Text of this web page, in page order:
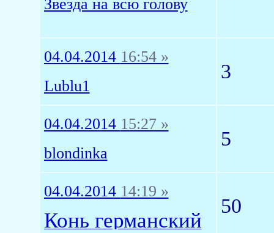
Звезда на всю голову
04.04.2014 16:54 »
Lublu1
3
04.04.2014 15:27 »
blondinka
5
04.04.2014 14:19 »
Конь германский
50